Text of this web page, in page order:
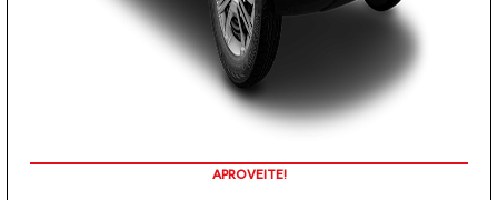
APROVEITE!